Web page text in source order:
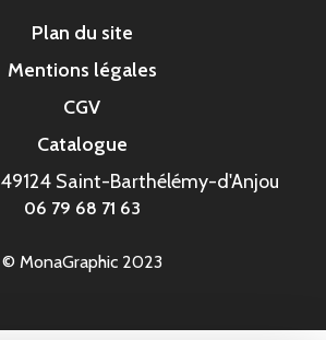
Plan du site
Mentions légales
CGV
Catalogue
49124 Saint-Barthélémy-d'Anjou
06 79 68 71 63
© MonaGraphic 2023